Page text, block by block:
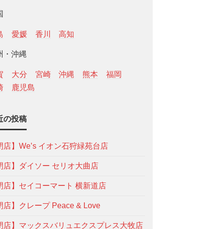
愛媛 香川 高知
・沖縄
大分 宮崎 沖縄 熊本
福岡
鹿児島
の投稿
店】We’s イオン石狩緑苑台店
店】ダイソー セリオ大曲店
店】セイコーマート 横新道店
店】クレープ Peace & Love
店】マックスバリュエクスプレス大牧店